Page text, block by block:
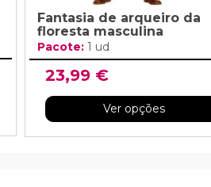
Fantasia de arqueiro da
floresta masculina
Pacote: 1 ud
23,99 €
Ver opções